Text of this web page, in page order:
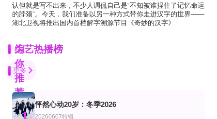
认但就是写不出来，不少人调侃自己是“不知被谁捏住了记忆命运
的脖颈”。今天，我们准备以另一种方式带你走进汉字的世界——
湖北卫视将推出国内首档解字溯源节目《奇妙的汉字》
为
你
推
荐
更新至第10期
更新至20260705
更新至20260802
综艺热播榜
更多
怦然心动20岁：冬季2026
20260607特辑